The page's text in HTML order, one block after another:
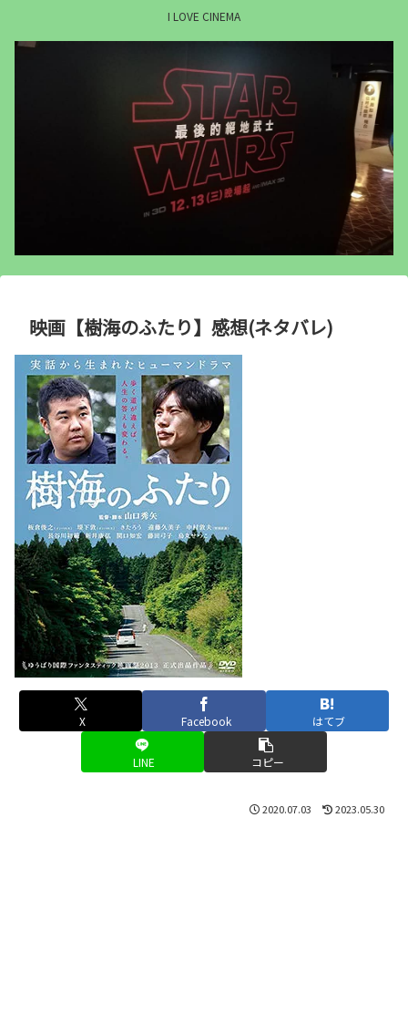
I LOVE CINEMA
映画【樹海のふたり】感想(ネタバレ)
X Facebook はてブ
LINE コピー
2020.07.03 2023.05.30